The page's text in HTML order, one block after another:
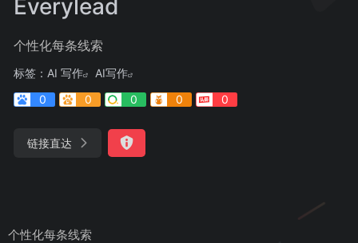
Everylead
个性化每条线索
标签： AI 写作
AI写作
0
0 0 0 0
链接直达
个性化每条线索